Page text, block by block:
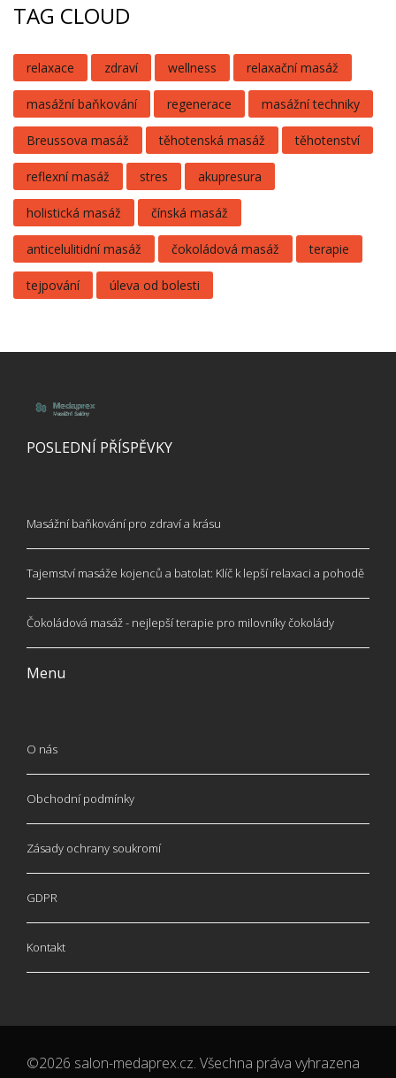
TAG CLOUD
relaxace zdraví wellness relaxační masáž
masážní baňkování regenerace masážní techniky
Breussova masáž těhotenská masáž těhotenství
reflexní masáž stres akupresura
holistická masáž čínská masáž
anticelulitidní masáž čokoládová masáž terapie
tejpování úleva od bolesti
POSLEDNÍ PŘÍSPĚVKY
Masážní baňkování pro zdraví a krásu
Tajemství masáže kojenců a batolat: Klíč k lepší relaxaci a pohodě
Čokoládová masáž - nejlepší terapie pro milovníky čokolády
Menu
O nás
Obchodní podmínky
Zásady ochrany soukromí
GDPR
Kontakt
©2026 salon-medaprex.cz. Všechna práva vyhrazena